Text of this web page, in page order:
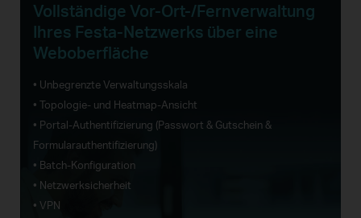
Vollständige Vor-Ort-/Fernverwaltung
Ihres Festa-Netzwerks über eine
Weboberfläche
• Unbegrenzte Verwaltungsskala
• Topologie- und Heatmap-Ansicht
• Portal-Authentifizierung (Passwort & Gutschein &
Formularauthentifizierung)
• Batch-Konfiguration
• Netzwerksicherheit
• VPN